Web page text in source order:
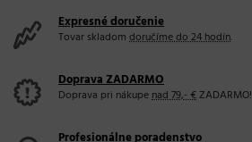
Expresné doručenie
Tovar skladom doručíme do 24 hodín.
Doprava ZADARMO
Doprava pri nákupenad 79,- €ZADARMO!